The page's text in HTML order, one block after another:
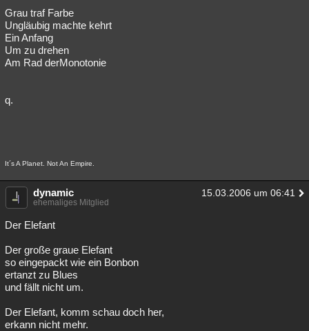
Grau traf Farbe
Ungläubig machte kehrt
Ein Anfang
Um zu drehen
Am Rad derMonotonie
q.
It´s A Planet. Not An Empire.
dynamic 15.03.2006 um 06:41
ehemaliges Mitglied
Der Elefant
Der große graue Elefant
so eingepackt wie ein Bonbon
ertanzt zu Blues
und fällt nicht um.
Der Elefant, komm schau doch her,
erkann nicht mehr.